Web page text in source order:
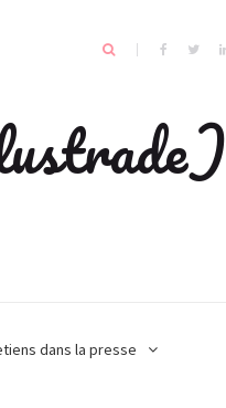
dans la presse